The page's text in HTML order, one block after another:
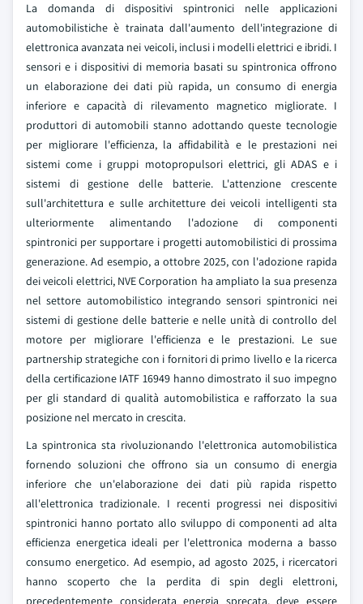
La domanda di dispositivi spintronici nelle applicazioni
automobilistiche è trainata dall'aumento dell'integrazione di
elettronica avanzata nei veicoli, inclusi i modelli elettrici e ibridi. I
sensori e i dispositivi di memoria basati su spintronica offrono
un elaborazione dei dati più rapida, un consumo di energia
inferiore e capacità di rilevamento magnetico migliorate. I
produttori di automobili stanno adottando queste tecnologie
per migliorare l'efficienza, la affidabilità e le prestazioni nei
sistemi come i gruppi motopropulsori elettrici, gli ADAS e i
sistemi di gestione delle batterie. L'attenzione crescente
sull'architettura e sulle architetture dei veicoli intelligenti sta
ulteriormente alimentando l'adozione di componenti
spintronici per supportare i progetti automobilistici di prossima
generazione. Ad esempio, a ottobre 2025, con l'adozione rapida
dei veicoli elettrici, NVE Corporation ha ampliato la sua presenza
nel settore automobilistico integrando sensori spintronici nei
sistemi di gestione delle batterie e nelle unità di controllo del
motore per migliorare l'efficienza e le prestazioni. Le sue
partnership strategiche con i fornitori di primo livello e la ricerca
della certificazione IATF 16949 hanno dimostrato il suo impegno
per gli standard di qualità automobilistica e rafforzato la sua
posizione nel mercato in crescita.
La spintronica sta rivoluzionando l'elettronica automobilistica
fornendo soluzioni che offrono sia un consumo di energia
inferiore che un'elaborazione dei dati più rapida rispetto
all'elettronica tradizionale. I recenti progressi nei dispositivi
spintronici hanno portato allo sviluppo di componenti ad alta
efficienza energetica ideali per l'elettronica moderna a basso
consumo energetico. Ad esempio, ad agosto 2025, i ricercatori
hanno scoperto che la perdita di spin degli elettroni,
precedentemente considerata energia sprecata, deve essere